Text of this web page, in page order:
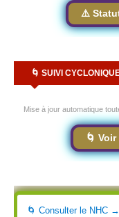
⚠️
🌀 SUIVI
Mise à jour automatique
🌀
🌀 Consulter le NHC →